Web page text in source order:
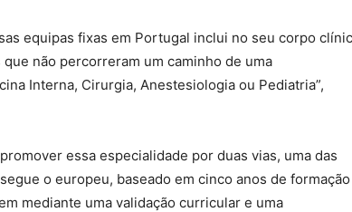
equipas fixas em Portugal inclui no seu corpo
não percorreram um caminho de uma
Interna, Cirurgia, Anestesiologia ou Pediatria”,
essa especialidade por duas vias, uma das
o europeu, baseado em cinco anos de formação
mediante uma validação curricular e uma